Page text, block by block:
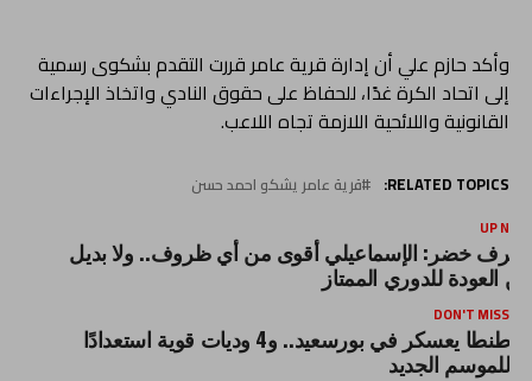
وأكد حازم علي أن إدارة قرية عامر قررت التقدم بشكوى رسمية
إلى اتحاد الكرة غدًا، للحفاظ على حقوق النادي واتخاذ الإجراءات
القانونية واللائحية اللازمة تجاه اللاعب.
RELATED TOPICS: قرية عامر يشكو احمد حسن
UP
خضر: الإسماعيلي أقوى من أي ظروف.. ولا بديل
العودة للدوري الممتاز
DON'T MISS
طنطا يعسكر في بورسعيد.. و4 وديات قوية استعدادًا
للموسم الجديد